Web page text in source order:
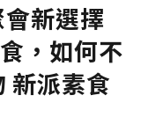
新選擇
，如何不
新派素食